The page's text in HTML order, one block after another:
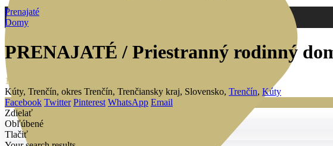
Prenajaté
Domy
PRENAJATÉ / Priestranný rodinný
1 000 €
Kúty, Trenčín, okres Trenčín, Trenčiansky kraj, Slovensko, Trenčín, Kúty
Facebook Twitter Pinterest WhatsApp Email
Zdielať
Obľúbené
Tlačiť